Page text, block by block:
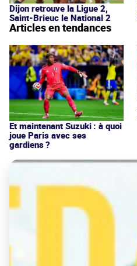
Dijon retrouve la Ligue 2,
Saint-Brieuc le National 2
Articles en tendances
Et maintenant Suzuki : à quoi
joue Paris avec ses
gardiens ?